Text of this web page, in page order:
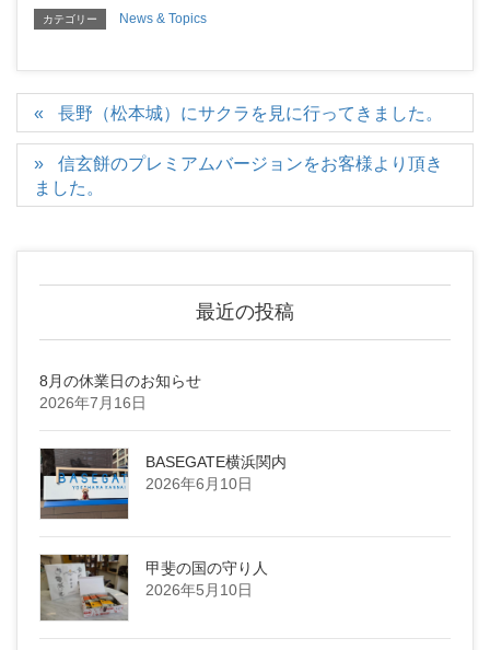
カテゴリー News & Topics
長野（松本城）にサクラを見に行ってきました。
信玄餅のプレミアムバージョンをお客様より頂き
ました。
最近の投稿
8月の休業日のお知らせ
2026年7月16日
BASEGATE横浜関内
2026年6月10日
甲斐の国の守り人
2026年5月10日